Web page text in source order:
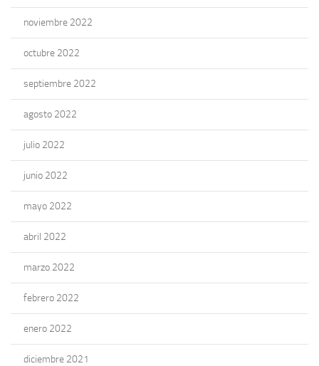
noviembre 2022
octubre 2022
septiembre 2022
agosto 2022
julio 2022
junio 2022
mayo 2022
abril 2022
marzo 2022
febrero 2022
enero 2022
diciembre 2021